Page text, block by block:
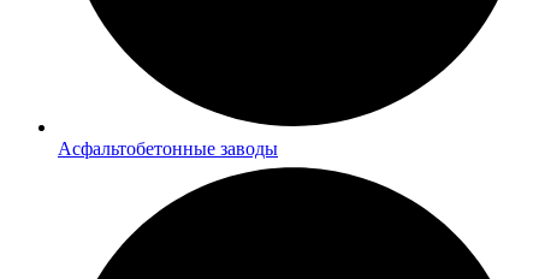
Асфальтобетонные заводы